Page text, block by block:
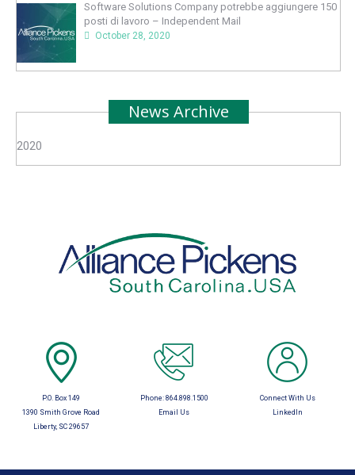
Software Solutions Company potrebbe aggiungere 150
posti di lavoro – Independent Mail
October 28, 2020
News Archive
2020
P.O. Box 149
1390 Smith Grove Road
Liberty, SC 29657
Phone: 864.898.1500
Email Us
Connect With Us
LinkedIn